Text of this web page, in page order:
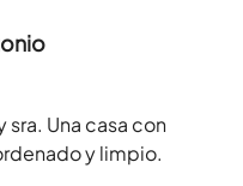
Una casa con
y limpio.